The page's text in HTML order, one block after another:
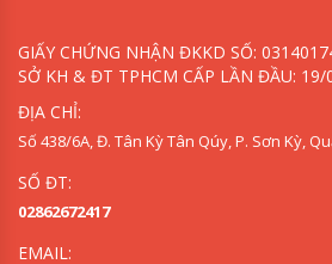
GIẤY CHỨNG NHẬN ĐKKD SỐ:
SỞ KH & ĐT TPHCM CẤP LẦN ĐẦU: 19/
ĐỊA CHỈ:
Số 438/6A, Đ. Tân Kỳ Tân Qúy, P. Sơn Kỳ,
SỐ ĐT:
02862672417
EMAIL: